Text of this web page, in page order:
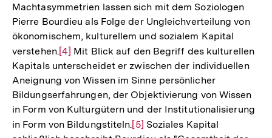
Machtasymmetrien lassen sich mit dem Soziologen
Pierre Bourdieu als Folge der Ungleichverteilung von
ökonomischem, kulturellem und sozialem Kapital
verstehen.Zur
Auflösung
der
Fußnote
[4] Mit Blick auf den Begriff des kulturellen
Kapitals unterscheidet er zwischen der individuellen
Aneignung von Wissen im Sinne persönlicher
Bildungserfahrungen, der Objektivierung von Wissen
in Form von Kulturgütern und der Institutionalisierung
in Form von Bildungstiteln.Zur
[5] Soziales Kapital